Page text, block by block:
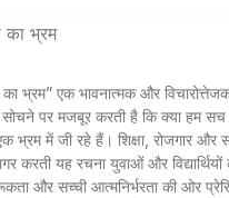
भ्रम” एक भावनात्मक और
पर मजबूर करती है कि क्या हम
भ्रम में जी रहे हैं। शिक्षा, रोजगार और
करती यह रचना युवाओं और
और सच्ची आत्मनिर्भरता की ओर